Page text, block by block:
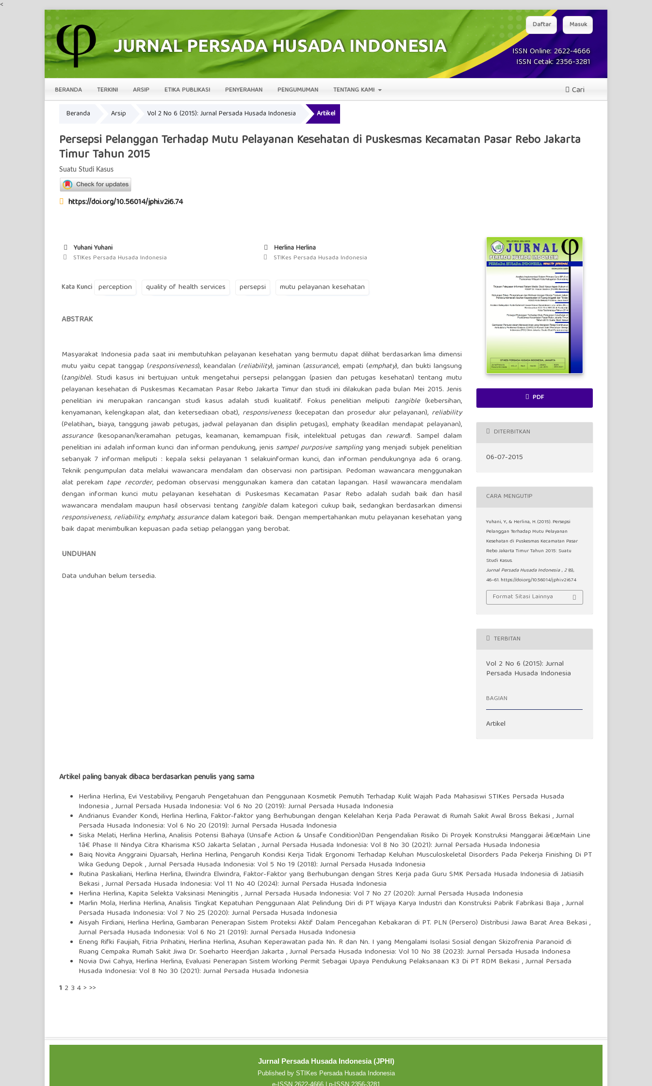
<
ISSN Online: 2622-4666
ISSN Cetak: 2356-3281
BERANDA TERKINI ARSIP ETIKA PUBLIKASI PENYERAHAN PENGUMUMAN TENTANG KAMI Cari
Daftar Masuk
Beranda Arsip Vol 2 No 6 (2015): Jurnal Persada Husada Indonesia Artikel
Persepsi Pelanggan Terhadap Mutu Pelayanan Kesehatan di Puskesmas Kecamatan Pasar Rebo Jakarta
Timur Tahun 2015
Suatu Studi Kasus
https://doi.org/10.56014/jphi.v2i6.74
Yuhani Yuhani
STIKes Persada Husada Indonesia
Herlina Herlina
STIKes Persada Husada Indonesia
Kata Kunci perception quality of health services persepsi mutu pelayanan kesehatan
ABSTRAK
Masyarakat Indonesia pada saat ini membutuhkan pelayanan kesehatan yang bermutu dapat dilihat berdasarkan lima dimensi
mutu yaitu cepat tanggap (responsiveness), keandalan (reliability), jaminan (assurance), empati (emphaty), dan bukti langsung
(tangible). Studi kasus ini bertujuan untuk mengetahui persepsi pelanggan (pasien dan petugas kesehatan) tentang mutu
pelayanan kesehatan di Puskesmas Kecamatan Pasar Rebo Jakarta Timur dan studi ini dilakukan pada bulan Mei 2015. Jenis
penelitian ini merupakan rancangan studi kasus adalah studi kualitatif. Fokus penelitian meliputi tangible(kebersihan,
kenyamanan, kelengkapan alat, dan ketersediaan obat), responsiveness(kecepatan dan prosedur alur pelayanan), reliability
(Pelatihan,, biaya, tanggung jawab petugas, jadwal pelayanan dan disiplin petugas), emphaty (keadilan mendapat pelayanan),
assurance(kesopanan/keramahan petugas, keamanan, kemampuan fisik, intelektual petugas dan reward). Sampel dalam
penelitian ini adalah informan kunci dan informan pendukung, jenis sampel purposive samplingyang menjadi subjek penelitian
sebanyak 7 informan meliputi : kepala seksi pelayanan 1 selakuinforman kunci, dan informan pendukungnya ada 6 orang.
Teknik pengumpulan data melalui wawancara mendalam dan observasi non partisipan. Pedoman wawancara menggunakan
alat perekam tape recorder, pedoman observasi menggunakan kamera dan catatan lapangan. Hasil wawancara mendalam
dengan informan kunci mutu pelayanan kesehatan di Puskesmas Kecamatan Pasar Rebo adalah sudah baik dan hasil
wawancara mendalam maupun hasil observasi tentang tangibledalam kategori cukup baik, sedangkan berdasarkan dimensi
responsiveness, reliability, emphaty, assurancedalam kategori baik. Dengan mempertahankan mutu pelayanan kesehatan yang
baik dapat menimbulkan kepuasan pada setiap pelanggan yang berobat.
UNDUHAN
Data unduhan belum tersedia.
PDF
DITERBITKAN
06-07-2015
CARA MENGUTIP
Yuhani, Y., & Herlina, H. (2015). Persepsi
Pelanggan Terhadap Mutu Pelayanan
Kesehatan di Puskesmas Kecamatan Pasar
Rebo Jakarta Timur Tahun 2015: Suatu
Studi Kasus.
Jurnal Persada Husada Indonesia ,2 (6),
46–61. https://doi.org/10.56014/jphi.v2i6.74
Format Sitasi Lainnya
TERBITAN
Vol 2 No 6 (2015): Jurnal
Persada Husada Indonesia
BAGIAN
Artikel
Artikel paling banyak dibaca berdasarkan penulis yang sama
Herlina Herlina, Evi Vestabilivy, Pengaruh Pengetahuan dan Penggunaan Kosmetik Pemutih Terhadap Kulit Wajah Pada Mahasiswi STIKes Persada Husada
Indonesia ,Jurnal Persada Husada Indonesia: Vol 6 No 20 (2019): Jurnal Persada Husada Indonesia
Andrianus Evander Kondi, Herlina Herlina, Faktor-faktor yang Berhubungan dengan Kelelahan Kerja Pada Perawat di Rumah Sakit Awal Bross Bekasi ,Jurnal
Persada Husada Indonesia: Vol 6 No 20 (2019): Jurnal Persada Husada Indonesia
Siska Melati, Herlina Herlina,Analisis Potensi Bahaya (Unsafe Action & Unsafe Condition)Dan Pengendalian Risiko Di Proyek Konstruksi Manggarai â€œMain Line
1â€ Phase II Nindya Citra Kharisma KSO Jakarta Selatan ,Jurnal Persada Husada Indonesia: Vol 8 No 30 (2021): Jurnal Persada Husada Indonesia
Baiq Novita Anggraini Djuarsah, Herlina Herlina, Pengaruh Kondisi Kerja Tidak Ergonomi Terhadap Keluhan Musculoskeletal Disorders Pada Pekerja Finishing Di PT
Wika Gedung Depok,Jurnal Persada Husada Indonesia: Vol 5 No 19 (2018): Jurnal Persada Husada Indonesia
Rutina Paskaliani, Herlina Herlina, Elwindra Elwindra, Faktor-Faktor yang Berhubungan dengan Stres Kerja pada Guru SMK Persada Husada Indonesia di Jatiasih
Bekasi ,Jurnal Persada Husada Indonesia: Vol 11 No 40 (2024): Jurnal Persada Husada Indonesia
Herlina Herlina, Kapita Selekta Vaksinasi Meningitis ,Jurnal Persada Husada Indonesia: Vol 7 No 27 (2020): Jurnal Persada Husada Indonesia
Marlin Mola, Herlina Herlina,Analisis Tingkat Kepatuhan Penggunaan Alat Pelindung Diri di PT Wijaya Karya Industri dan Konstruksi Pabrik Fabrikasi Baja ,Jurnal
Persada Husada Indonesia: Vol 7 No 25 (2020): Jurnal Persada Husada Indonesia
Aisyah Firdiani, Herlina Herlina,Gambaran Penerapan Sistem Proteksi Aktif Dalam Pencegahan Kebakaran di PT. PLN (Persero) Distribusi Jawa Barat Area Bekasi ,
Jurnal Persada Husada Indonesia: Vol 6 No 21 (2019): Jurnal Persada Husada Indonesia
Eneng Rifki Faujiah, Fitria Prihatini, Herlina Herlina,Asuhan Keperawatan pada Nn. R dan Nn. I yang Mengalami Isolasi Sosial dengan Skizofrenia Paranoid di
Ruang Cempaka Rumah Sakit Jiwa Dr. Soeharto Heerdjan Jakarta ,Jurnal Persada Husada Indonesia: Vol 10 No 38 (2023): Jurnal Persada Husada Indonesa
Novia Dwi Cahya, Herlina Herlina, Evaluasi Penerapan Sistem Working Permit Sebagai Upaya Pendukung Pelaksanaan K3 Di PT RDM Bekasi ,Jurnal Persada
Husada Indonesia: Vol 8 No 30 (2021): Jurnal Persada Husada Indonesia
1 2 3 4> >>
Jurnal Persada Husada Indonesia (JPHI)
Published by STIKes Persada Husada Indonesia
e-ISSN 2622-4666 | p-ISSN 2356-3281